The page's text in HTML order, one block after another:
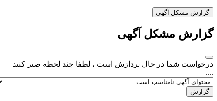
گزارش مشکل آگهی
گزارش مشکل آگهی
درخواست شما در حال پردازش است ، لطفا چند لحظه صبر کنید
....